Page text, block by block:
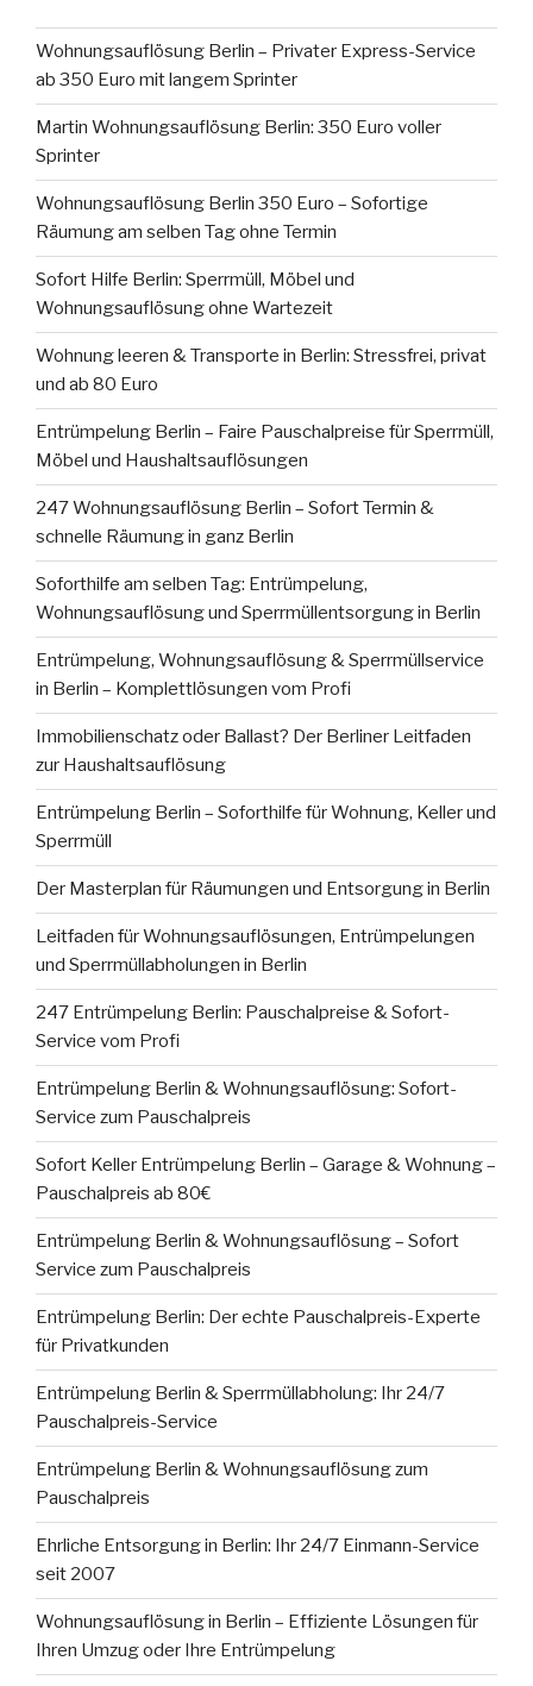
Wohnungsauflösung Berlin – Privater Express-Service
ab 350 Euro mit langem Sprinter
Martin Wohnungsauflösung Berlin: 350 Euro voller
Sprinter
Wohnungsauflösung Berlin 350 Euro – Sofortige
Räumung am selben Tag ohne Termin
Sofort Hilfe Berlin: Sperrmüll, Möbel und
Wohnungsauflösung ohne Wartezeit
Wohnung leeren & Transporte in Berlin: Stressfrei, privat
und ab 80 Euro
Entrümpelung Berlin – Faire Pauschalpreise für Sperrmüll,
Möbel und Haushaltsauflösungen
247 Wohnungsauflösung Berlin – Sofort Termin &
schnelle Räumung in ganz Berlin
Soforthilfe am selben Tag: Entrümpelung,
Wohnungsauflösung und Sperrmüllentsorgung in Berlin
Entrümpelung, Wohnungsauflösung & Sperrmüllservice
in Berlin – Komplettlösungen vom Profi
Immobilienschatz oder Ballast? Der Berliner Leitfaden
zur Haushaltsauflösung
Entrümpelung Berlin – Soforthilfe für Wohnung, Keller und
Sperrmüll
Der Masterplan für Räumungen und Entsorgung in Berlin
Leitfaden für Wohnungsauflösungen, Entrümpelungen
und Sperrmüllabholungen in Berlin
247 Entrümpelung Berlin: Pauschalpreise & Sofort-
Service vom Profi
Entrümpelung Berlin & Wohnungsauflösung: Sofort-
Service zum Pauschalpreis
Sofort Keller Entrümpelung Berlin – Garage & Wohnung –
Pauschalpreis ab 80€
Entrümpelung Berlin & Wohnungsauflösung – Sofort
Service zum Pauschalpreis
Entrümpelung Berlin: Der echte Pauschalpreis-Experte
für Privatkunden
Entrümpelung Berlin & Sperrmüllabholung: Ihr 24/7
Pauschalpreis-Service
Entrümpelung Berlin & Wohnungsauflösung zum
Pauschalpreis
Ehrliche Entsorgung in Berlin: Ihr 24/7 Einmann-Service
seit 2007
Wohnungsauflösung in Berlin – Effiziente Lösungen für
Ihren Umzug oder Ihre Entrümpelung